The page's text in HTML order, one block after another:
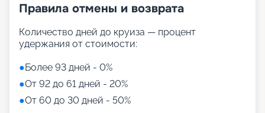
Правила отмены и возврата
Количество дней до круиза — процент
удержания от стоимости:
●Более 93 дней - 0%
●От 92 до 61 дней - 20%
●От 60 до 30 дней - 50%